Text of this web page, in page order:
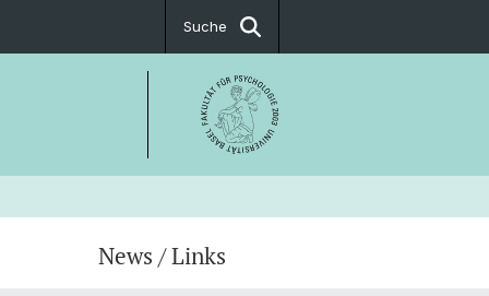
Suche
News / Links